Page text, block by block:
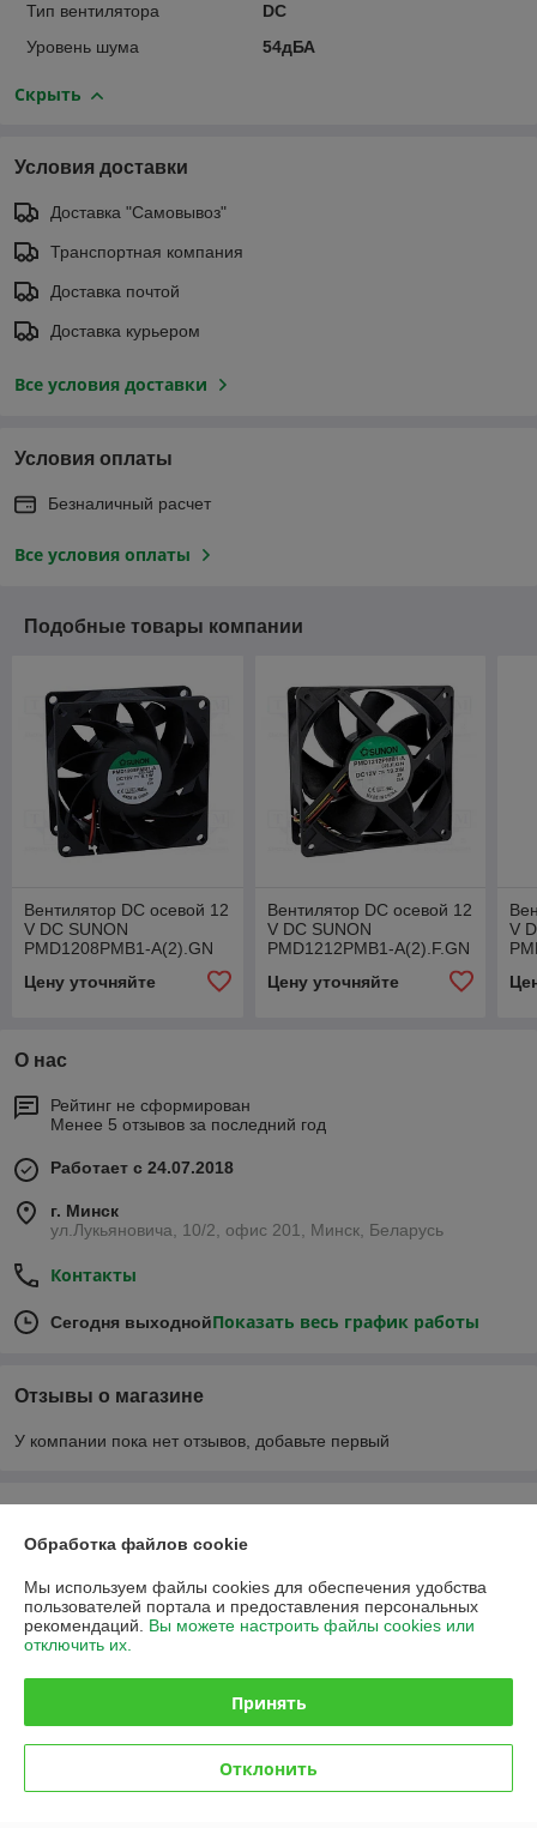
Тип вентилятора
DC
Уровень шума
54дБА
Скрыть
Условия доставки
Доставка "Самовывоз"
Транспортная компания
Доставка почтой
Доставка курьером
Все условия доставки
Условия оплаты
Безналичный расчет
Все условия оплаты
Подобные товары компании
Вентилятор DC осевой 12
V DC SUNON
PMD1208PMB1-A(2).GN
Цену уточняйте
Вентилятор DC осевой 12
V DC SUNON
PMD1212PMB1-A(2).F.GN
Цену уточняйте
V
О нас
Рейтинг не сформирован
Менее 5 отзывов за последний год
Работает с 24.07.2018
г. Минск
ул.Лукьяновича, 10/2, офис 201, Минск, Беларусь
Контакты
Сегодня выходнойПоказать весь график работы
Отзывы о магазине
У компании пока нет отзывов, добавьте первый
О нас
Доставка и оплата
График работы
Политика обработки cookies
Обработка файлов cookie
Мы используем файлы cookies для обеспечения удобства
пользователей портала и предоставления персональных
рекомендаций. Вы можете настроить файлы cookies или
отключить их.
Принять
Отклонить